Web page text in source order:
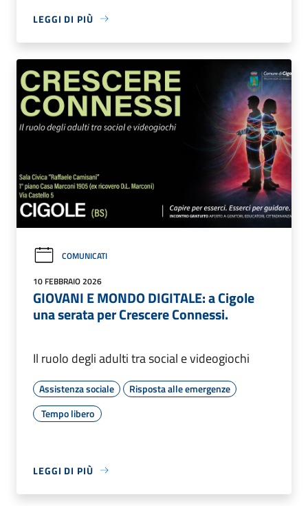
LEGGI DI PIÙ
COMUNICATI
10 FEBBRAIO 2026
GIOVANI E MONDO DIGITALE: a Cigole
una serata per Crescere Connessi.
Il ruolo degli adulti tra social e videogiochi
Assistenza sociale
Risposta alle emergenze
Tempo libero
LEGGI DI PIÙ